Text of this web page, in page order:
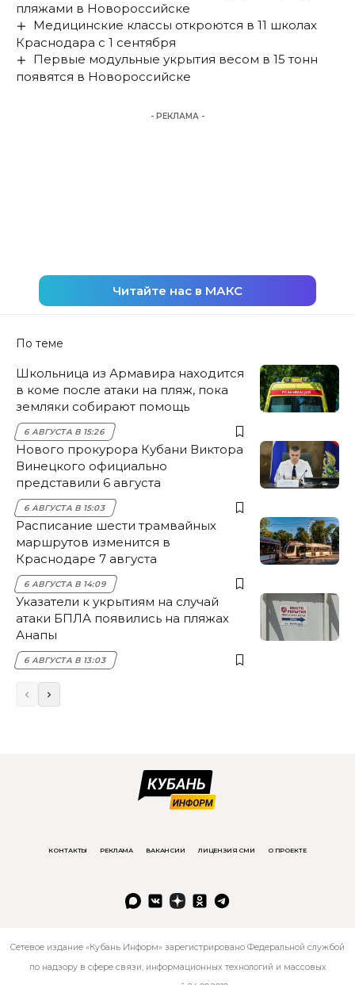
пляжами в Новороссийске
Медицинские классы откроются в 11 школах
Краснодара с 1 сентября
Первые модульные укрытия весом в 15 тонн
появятся в Новороссийске
- РЕКЛАМА -
Читайте нас в МАКС
По теме
Школьница из Армавира находится
в коме после атаки на пляж, пока
земляки собирают помощь
6 АВГУСТА В 15:26
Нового прокурора Кубани Виктора
Винецкого официально
представили 6 августа
6 АВГУСТА В 15:03
Расписание шести трамвайных
маршрутов изменится в
Краснодаре 7 августа
6 АВГУСТА В 14:09
Указатели к укрытиям на случай
атаки БПЛА появились на пляжах
Анапы
6 АВГУСТА В 13:03
КОНТАКТЫ РЕКЛАМА ВАКАНСИИ ЛИЦЕНЗИЯ СМИ О ПРОЕКТЕ
Сетевое издание «Кубань Информ» зарегистрировано Федеральной службой
по надзору в сфере связи, информационных технологий и массовых